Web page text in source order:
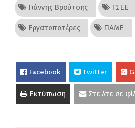
Γιάννης Βρούτσης ΓΣΕΕ
Εργατοπατέρες ΠΑΜΕ
Facebook Twitter
Εκτύπωση Στείλτε σε